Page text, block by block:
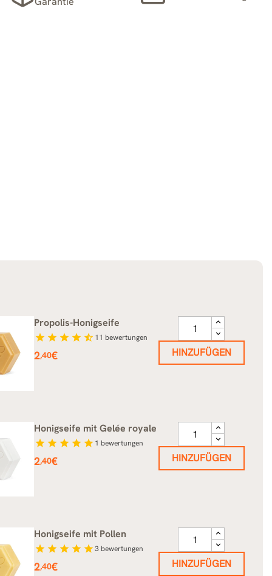
Propolis-Honigseife
star star star star star_half 11 bewertungen
Preis
2,40€ HINZUFÜGEN
Honigseife mit Gelée royale
star star star star star 1 bewertungen
Preis
2,40€ HINZUFÜGEN
Honigseife mit Pollen
star star star star star3bewertungen
Preis
2,40€ HINZUFÜGEN